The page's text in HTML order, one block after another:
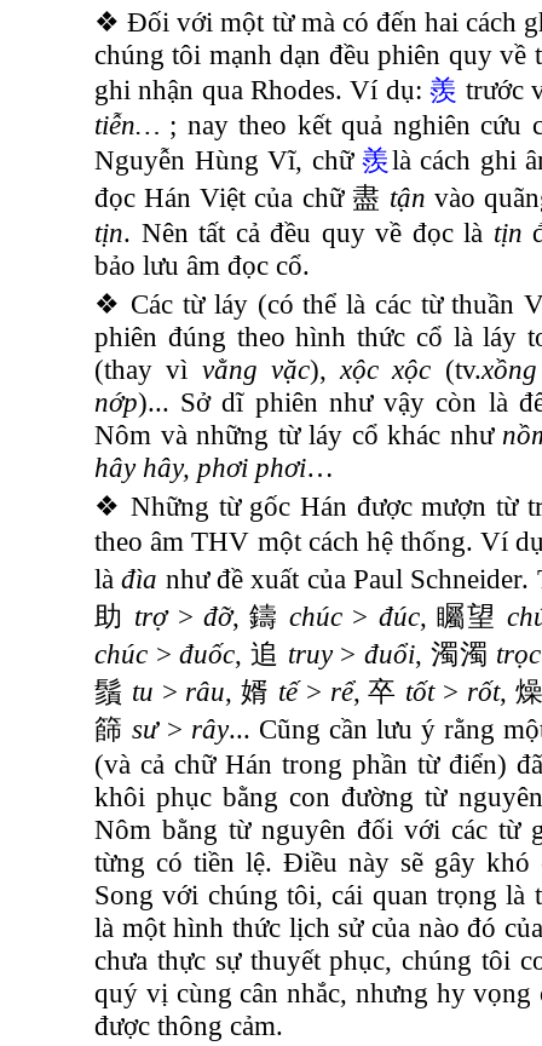
❖ Đối với một từ mà có đến hai cách
chúng tôi mạnh dạn đều phiên quy về
ghi nhận qua Rhodes. Ví dụ:羨 trước
tiễn… ; nay theo kết quả nghiên cứu
Nguyễn Hùng Vĩ, chữ羨là cách ghi
đọc Hán Việt của chữ 盡 tận vào
tịn. Nên tất cả đều quy về đọc là tịn
bảo lưu âm đọc cổ.
❖ Các từ láy (có thể là các từ thuần
phiên đúng theo hình thức cổ là láy
(thay vì vằng vặc),xộc xộc (tv.
nớp)... Sở dĩ phiên như vậy còn là
Nôm và những từ láy cổ khác như
hây hây, phơi phơi…
❖ Những từ gốc Hán được mượn từ
theo âm THV một cách hệ thống. Ví
làđìa như đề xuất của Paul
助 trợ> đỡ, 鑄 chúc > đúc, 矚望
chúc >đuốc,追 truy>đuổi, 濁濁
鬚 tu > râu,婿 tế> rể,卒 tốt> rốt,
篩 sư> rây... Cũng cần lưu ý rằng
(và cả chữ Hán trong phần từ điển)
khôi phục bằng con đường từ
Nôm bằng từ nguyên đối với các từ
từng có tiền lệ. Điều này sẽ gây
Song với chúng tôi, cái quan trọng là
là một hình thức lịch sử của nào đó
chưa thực sự thuyết phục, chúng tôi
quý vị cùng cân nhắc, nhưng hy vọng
được thông cảm.